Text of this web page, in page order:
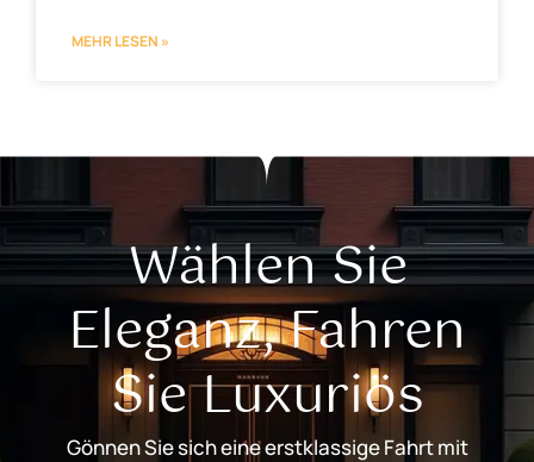
MEHR LESEN »
Wählen Sie
Eleganz, Fahren
Sie Luxuriös
Gönnen Sie sich eine erstklassige Fahrt mit